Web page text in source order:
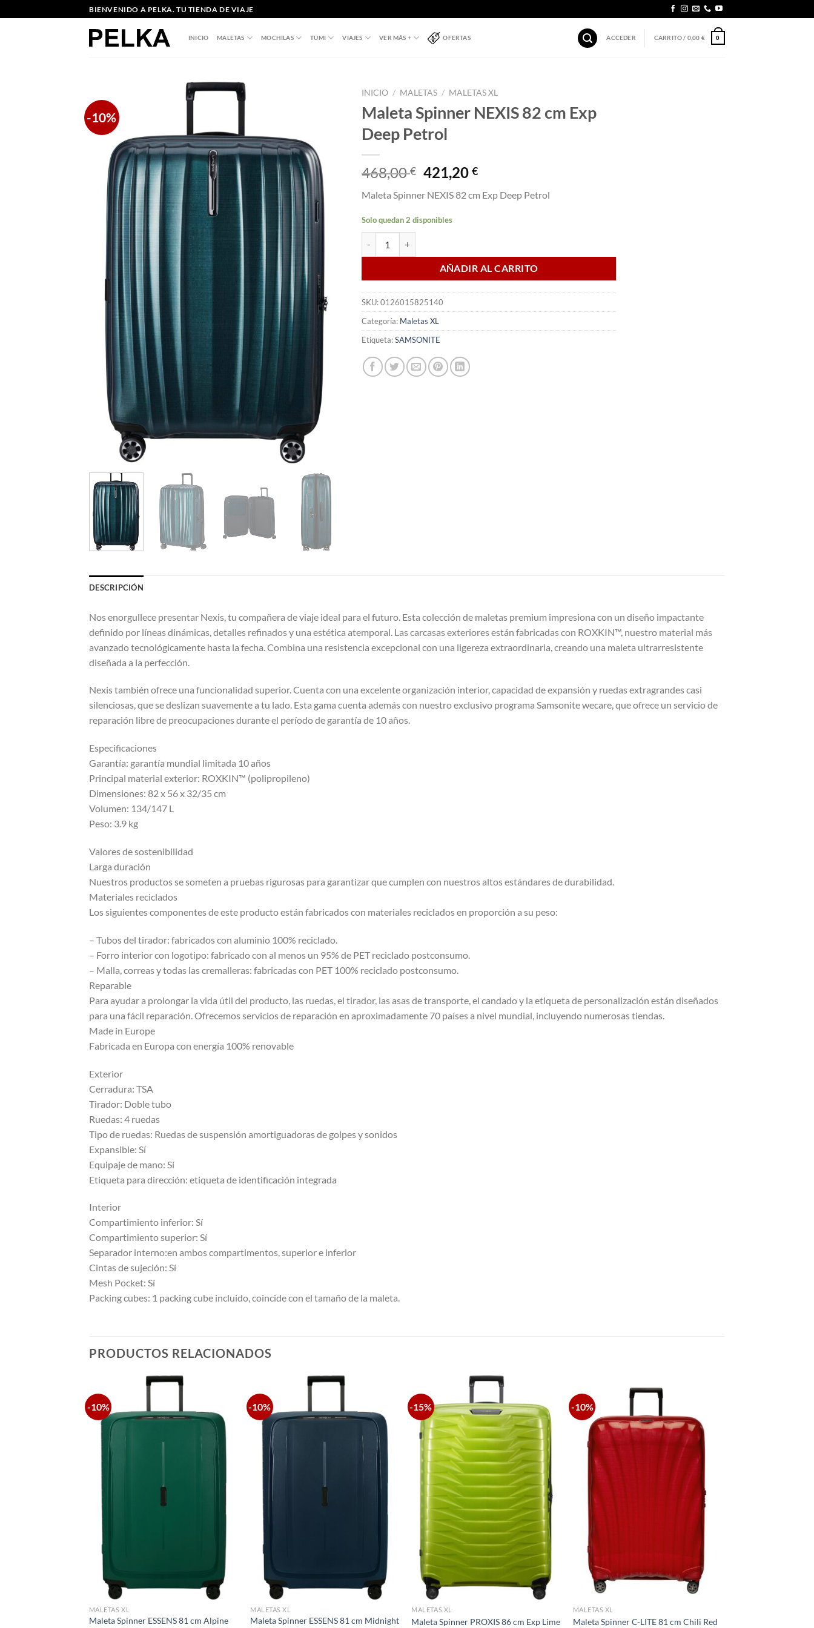
al
BIENVENIDO A PELKA. TU TIENDA DE VIAJE
INICIO MALETAS MOCHILAS TUMI VIAJES VER MÁS + OFERTAS ACCEDER CARRITO / 0,00 € 0
-10%
INICIO / MALETAS / MALETAS XL
Maleta Spinner NEXIS 82 cm Exp
Deep Petrol
468,00€ El
precio
original
era:
468,00 €.
421,20€El
actual
Maleta Spinner NEXIS 82 cm Exp Deep Petrol
Solo quedan 2 disponibles
AÑADIR AL CARRITO
SKU:0126015825140
Categoría: Maletas XL
Etiqueta:SAMSONITE
DESCRIPCIÓN
Nos enorgullece presentar Nexis, tu compañera de viaje ideal para el futuro. Esta colección de maletas premium impresiona con un diseño impactante
definido por líneas dinámicas, detalles refinados y una estética atemporal. Las carcasas exteriores están fabricadas con ROXKIN™, nuestro material más
avanzado tecnológicamente hasta la fecha. Combina una resistencia excepcional con una ligereza extraordinaria, creando una maleta ultrarresistente
diseñada a la perfección.
Nexis también ofrece una funcionalidad superior. Cuenta con una excelente organización interior, capacidad de expansión y ruedas extragrandes casi
silenciosas, que se deslizan suavemente a tu lado. Esta gama cuenta además con nuestro exclusivo programa Samsonite wecare, que ofrece un servicio de
reparación libre de preocupaciones durante el período de garantía de 10 años.
Especificaciones
Garantía: garantía mundial limitada 10 años
Principal material exterior: ROXKIN™ (polipropileno)
Dimensiones: 82 x 56 x 32/35 cm
Volumen: 134/147 L
Peso: 3.9 kg
Valores de sostenibilidad
Larga duración
Nuestros productos se someten a pruebas rigurosas para garantizar que cumplen con nuestros altos estándares de durabilidad.
Materiales reciclados
Los siguientes componentes de este producto están fabricados con materiales reciclados en proporción a su peso:
– Tubos del tirador: fabricados con aluminio 100% reciclado.
– Forro interior con logotipo: fabricado con al menos un 95% de PET reciclado postconsumo.
– Malla, correas y todas las cremalleras: fabricadas con PET 100% reciclado postconsumo.
Reparable
Para ayudar a prolongar la vida útil del producto, las ruedas, el tirador, las asas de transporte, el candado y la etiqueta de personalización están diseñados
para una fácil reparación. Ofrecemos servicios de reparación en aproximadamente 70 países a nivel mundial, incluyendo numerosas tiendas.
Made in Europe
Fabricada en Europa con energía 100% renovable
Exterior
Cerradura: TSA
Tirador: Doble tubo
Ruedas: 4 ruedas
Tipo de ruedas: Ruedas de suspensión amortiguadoras de golpes y sonidos
Expansible: Sí
Equipaje de mano: Sí
Etiqueta para dirección: etiqueta de identificación integrada
Interior
Compartimiento inferior: Sí
Compartimiento superior: Sí
Separador interno:en ambos compartimentos, superior e inferior
Cintas de sujeción: Sí
Mesh Pocket: Sí
Packing cubes: 1 packing cube incluido, coincide con el tamaño de la maleta.
PRODUCTOS RELACIONADOS
-10%
MALETAS XL
Maleta Spinner ESSENS 81 cm Alpine
-10%
MALETAS XL
Maleta Spinner ESSENS 81 cm Midnight
-15%
MALETAS XL
Maleta Spinner PROXIS 86 cm Exp Lime
-10%
MALETAS XL
Maleta Spinner C-LITE 81 cm Chili Red